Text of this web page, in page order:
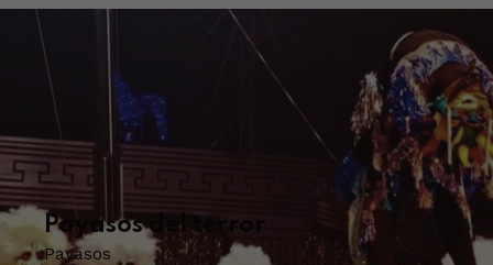
Payasos del terror
Payasos